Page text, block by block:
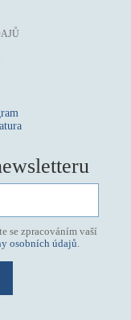
se zpracováním vaší
osobních údajů